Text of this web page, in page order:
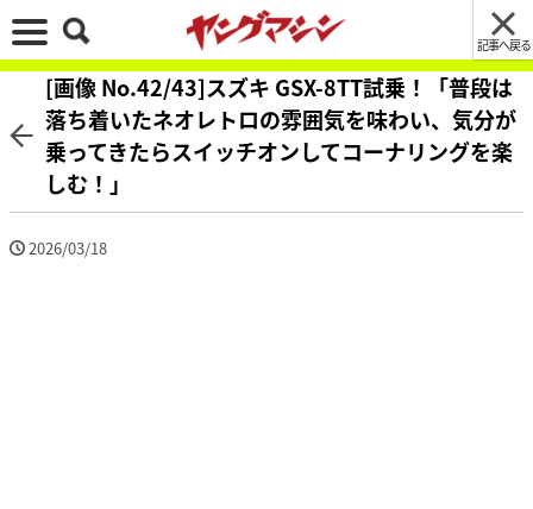
記事へ戻る
[画像 No.42/43]スズキ GSX-8TT試乗！「普段は
落ち着いたネオレトロの雰囲気を味わい、気分が
乗ってきたらスイッチオンしてコーナリングを楽
しむ！」
2026/03/18